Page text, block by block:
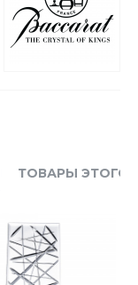
ТОВАРЫ ЭТОГО